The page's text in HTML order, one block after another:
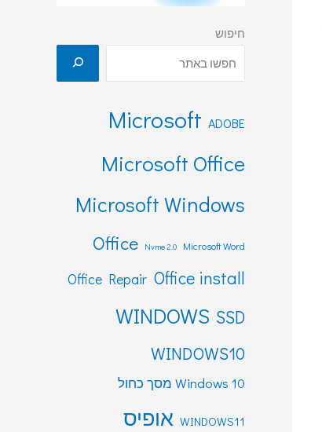
חיפוש
ADOBE
Microsoft
Microsoft Office
Microsoft Windows
Microsoft Word
Nvme 2.0
Office
Office install
Office Repair
SSD
WINDOWS
WINDOWS10
Windows 10 מסך כחול
WINDOWS11 אופיס